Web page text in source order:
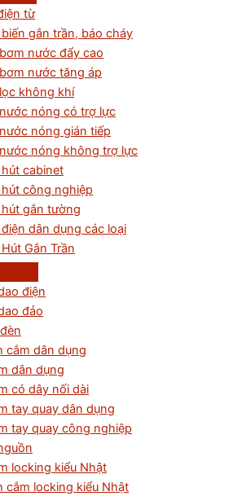
từ
gắn trần, báo cháy
nước đẩy cao
nước tăng áp
không khí
nóng có trợ lực
nóng gián tiếp
nóng không trợ lực
cabinet
hút công nghiệp
hút gắn tường
dân dụng các loại
Gắn Trần
điện
đảo
cắm dân dụng
dân dụng
có dây nối dài
tay quay dân dụng
tay quay công nghiệp
locking kiểu Nhật
cắm locking kiểu Nhật